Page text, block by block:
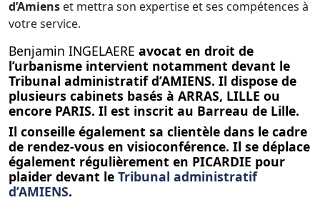
d’Amiens et mettra son expertise et ses compétences à
votre service.
Benjamin INGELAERE avocat en droit de
l’urbanisme intervient notamment devant le
Tribunal administratif d’AMIENS. Il dispose de
plusieurs cabinets basés à ARRAS, LILLE ou
encore PARIS. Il est inscrit au Barreau de Lille.
Il conseille également sa clientèle dans le cadre
de rendez-vous en visioconférence. Il se déplace
également régulièrement en PICARDIE pour
plaider devant le Tribunal administratif
d’AMIENS.